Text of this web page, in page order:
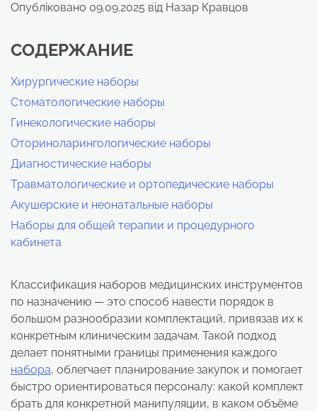
Опубліковано 09.09.2025 від Назар Кравцов
СОДЕРЖАНИЕ
Хирургические наборы
Стоматологические наборы
Гинекологические наборы
Оториноларингологические наборы
Диагностические наборы
Травматологические и ортопедические наборы
Акушерские и неонатальные наборы
Наборы для общей терапии и процедурного
кабинета
Классификация наборов медицинских инструментов
по назначению — это способ навести порядок в
большом разнообразии комплектаций, привязав их к
конкретным клиническим задачам. Такой подход
делает понятными границы применения каждого
набора, облегчает планирование закупок и помогает
быстро ориентироваться персоналу: какой комплект
брать для конкретной манипуляции, в каком объёме